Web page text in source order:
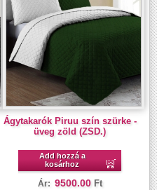
Ágytakarók Piruu szín szürke -
üveg zöld (ZSD.)
Add hozzá a
kosárhoz
Ár: 9500.00 Ft